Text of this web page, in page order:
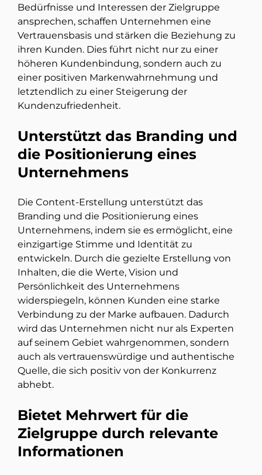
Bedürfnisse und Interessen der Zielgruppe
ansprechen, schaffen Unternehmen eine
Vertrauensbasis und stärken die Beziehung zu
ihren Kunden. Dies führt nicht nur zu einer
höheren Kundenbindung, sondern auch zu
einer positiven Markenwahrnehmung und
letztendlich zu einer Steigerung der
Kundenzufriedenheit.
Unterstützt das Branding und
die Positionierung eines
Unternehmens
Die Content-Erstellung unterstützt das
Branding und die Positionierung eines
Unternehmens, indem sie es ermöglicht, eine
einzigartige Stimme und Identität zu
entwickeln. Durch die gezielte Erstellung von
Inhalten, die die Werte, Vision und
Persönlichkeit des Unternehmens
widerspiegeln, können Kunden eine starke
Verbindung zu der Marke aufbauen. Dadurch
wird das Unternehmen nicht nur als Experten
auf seinem Gebiet wahrgenommen, sondern
auch als vertrauenswürdige und authentische
Quelle, die sich positiv von der Konkurrenz
abhebt.
Bietet Mehrwert für die
Zielgruppe durch relevante
Informationen